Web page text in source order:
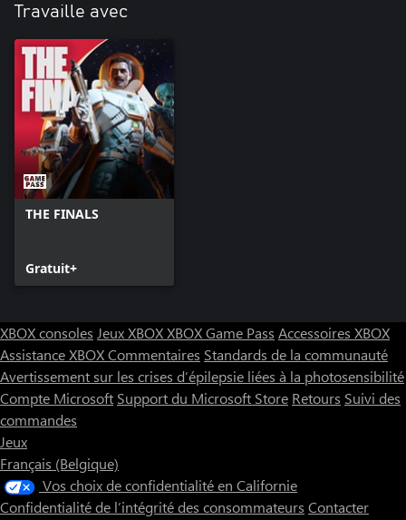
Travaille avec
THE FINALS
Gratuit+
XBOX consoles Jeux XBOXXBOX Game Pass Accessoires XBOX
Assistance XBOXCommentaires Standards de la communauté
Avertissement sur les crises d’épilepsie liées à la photosensibilité
Compte Microsoft Support du Microsoft Store Retours Suivi des
commandes
Jeux
Français (Belgique)
Vos choix de confidentialité en Californie
Confidentialité de l’intégrité des consommateurs Contacter